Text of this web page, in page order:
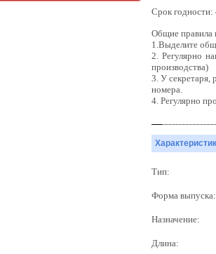
Срок годности:
Общие правила
1.Выделите
2. Регулярно
производства)
3. У секретаря,
номера.
4. Регулярно
Тип:
Форма выпуска:
Назначение:
Длина: